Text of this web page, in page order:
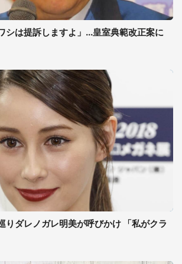
シは提訴しますよ」...皇室典範改正案に
りダレノガレ明美が呼びかけ 「私がクラ